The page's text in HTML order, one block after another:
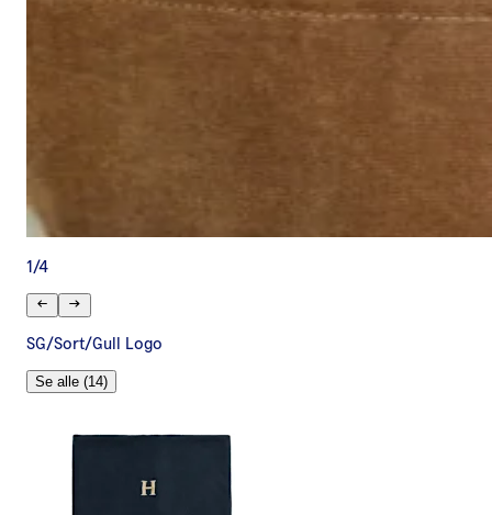
1 /4
SG/Sort/Gull Logo
Se alle (14)